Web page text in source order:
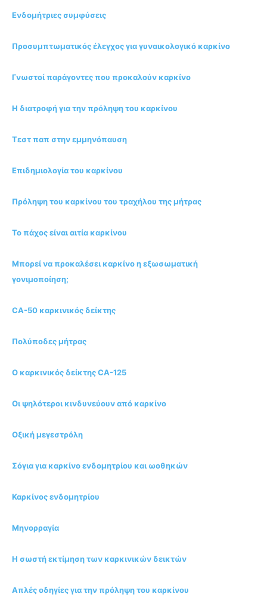
Ενδομήτριες συμφύσεις
Προσυμπτωματικός έλεγχος για γυναικολογικό καρκίνο
Γνωστοί παράγοντες που προκαλούν καρκίνο
Η διατροφή για την πρόληψη του καρκίνου
Τεστ παπ στην εμμηνόπαυση
Επιδημιολογία του καρκίνου
Πρόληψη του καρκίνου του τραχήλου της μήτρας
Το πάχος είναι αιτία καρκίνου
Μπορεί να προκαλέσει καρκίνο η εξωσωματική
γονιμοποίηση;
CA-50 καρκινικός δείκτης
Πολύποδες μήτρας
Ο καρκινικός δείκτης CA-125
Οι ψηλότεροι κινδυνεύουν από καρκίνο
Οξική μεγεστρόλη
Σόγια για καρκίνο ενδομητρίου και ωοθηκών
Καρκίνος ενδομητρίου
Μηνορραγία
Η σωστή εκτίμηση των καρκινικών δεικτών
Απλές οδηγίες για την πρόληψη του καρκίνου